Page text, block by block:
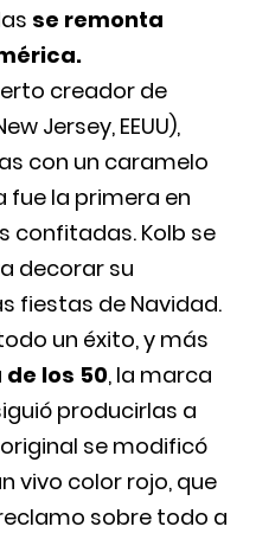
se remonta
creador de
Jersey, EEUU),
con un caramelo
fue la primera en
confitadas. Kolb se
decorar su
fiestas de Navidad.
un éxito, y más
los 50, la marca
producirlas a
se modificó
vivo color rojo, que
sobre todo a